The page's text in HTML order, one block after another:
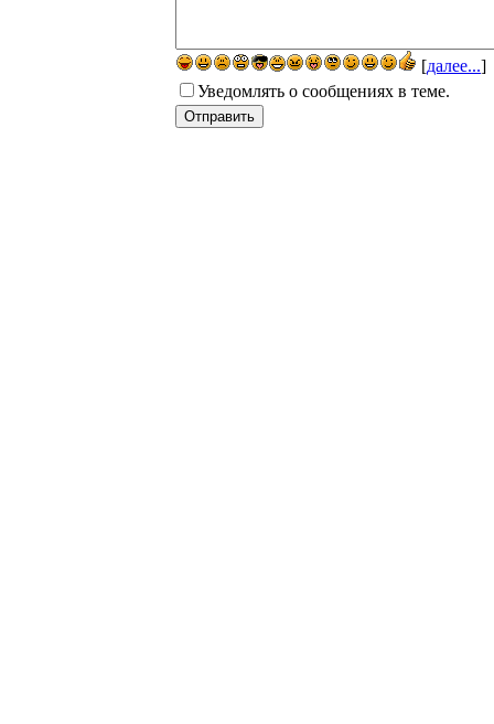
[далее...]
Уведомлять о сообщениях в теме.